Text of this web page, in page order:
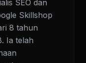
SEO dan
Skillshop
8 tahun
Ia telah